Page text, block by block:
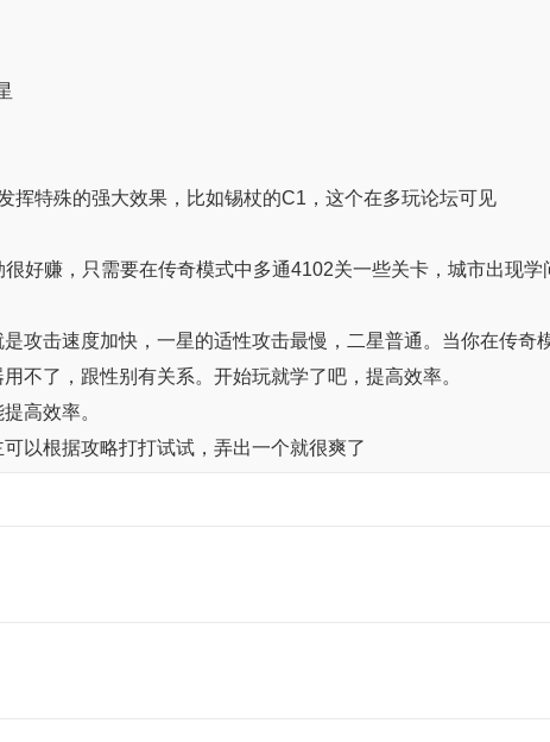
挥特殊的强大效果，比如锡杖的C1，这个在多玩论坛可见
好赚，只需要在传奇模式中多通4102关一些关卡，城市出现
攻击速度加快，一星的适性攻击最慢，二星普通。当你在传
不了，跟性别有关系。开始玩就学了吧，提高效率。
高效率。
以根据攻略打打试试，弄出一个就很爽了